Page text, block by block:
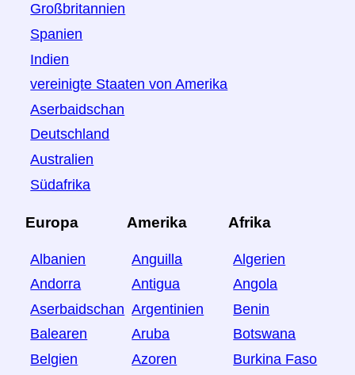
Großbritannien
Spanien
Indien
vereinigte Staaten von Amerika
Aserbaidschan
Deutschland
Australien
Südafrika
Europa
Albanien
Andorra
Aserbaidschan
Balearen
Belgien
Amerika
Anguilla
Antigua
Argentinien
Aruba
Azoren
Afrika
Algerien
Angola
Benin
Botswana
Burkina Faso